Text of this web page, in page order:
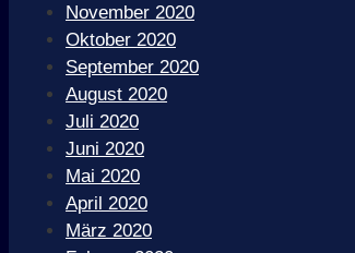
November 2020
Oktober 2020
September 2020
August 2020
Juli 2020
Juni 2020
Mai 2020
April 2020
März 2020